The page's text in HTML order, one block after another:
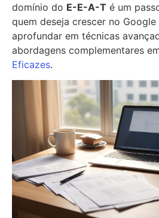
domínio do E-E-A-T é um
quem deseja crescer no
aprofundar em técnicas
abordagens complementares
Eficazes.